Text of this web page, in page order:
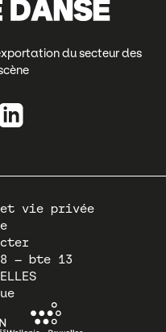
du secteur des
et vie privée
– bte 13